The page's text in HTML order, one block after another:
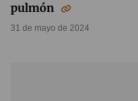
pulmón
31 de mayo de 2024